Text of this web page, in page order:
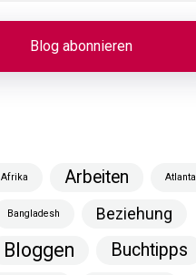
Afrika Arbeiten Atlanta
Bangladesh Beziehung
Bloggen
Buchtipps